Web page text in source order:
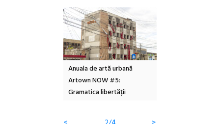
Anuala de artă urbană
Artown NOW #5:
Gramatica libertății